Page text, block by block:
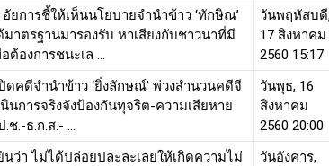
ยการชี้ให้เห็นนโยบายจำนำข้าว ‘ทักษิณ’
าตรฐานมารองรับ หาเสียงกับชาวนาที่มี
ต้องการชนะเล ...
วันพฤหัสบ
17 สิงหาคม
2560 15:17
ดคดีจำนำข้าว ‘ยิ่งลักษณ์’ พ่วงสำนวนคดีจี
นการจริงจังป้องกันทุจริต-ความเสียหาย
ช.-ธ.ก.ส.- ...
วันพุธ, 16
สิงหาคม
2560 20:00
ว่า ไม่ได้ปล่อยปละละเลยให้เกิดความไม่
วันอังคาร,